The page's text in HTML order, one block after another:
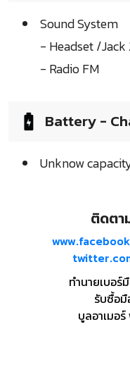
Sound System
- Headset /Jack
- Radio FM
Battery -
Unknow
ติดตา
ทำนายเบอร์
รับซื้อ
บูลอาเมอร์